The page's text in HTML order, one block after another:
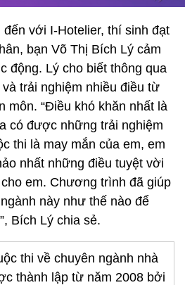
với I-Hotelier, thí sinh đạt
bạn Võ Thị Bích Lý cảm
động. Lý cho biết thông qua
trải nghiệm nhiều điều từ
môn. “Điều khó khăn nhất là
có được những trải nghiệm
thi là may mắn của em, em
nhất những điều tuyệt vời
em. Chương trình đã giúp
này như thế nào để
Bích Lý chia sẻ.
thi về chuyên ngành nhà
thành lập từ năm 2008 bởi